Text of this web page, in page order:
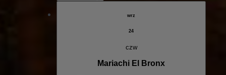
wrz
24
czw
Mariachi El Bronx